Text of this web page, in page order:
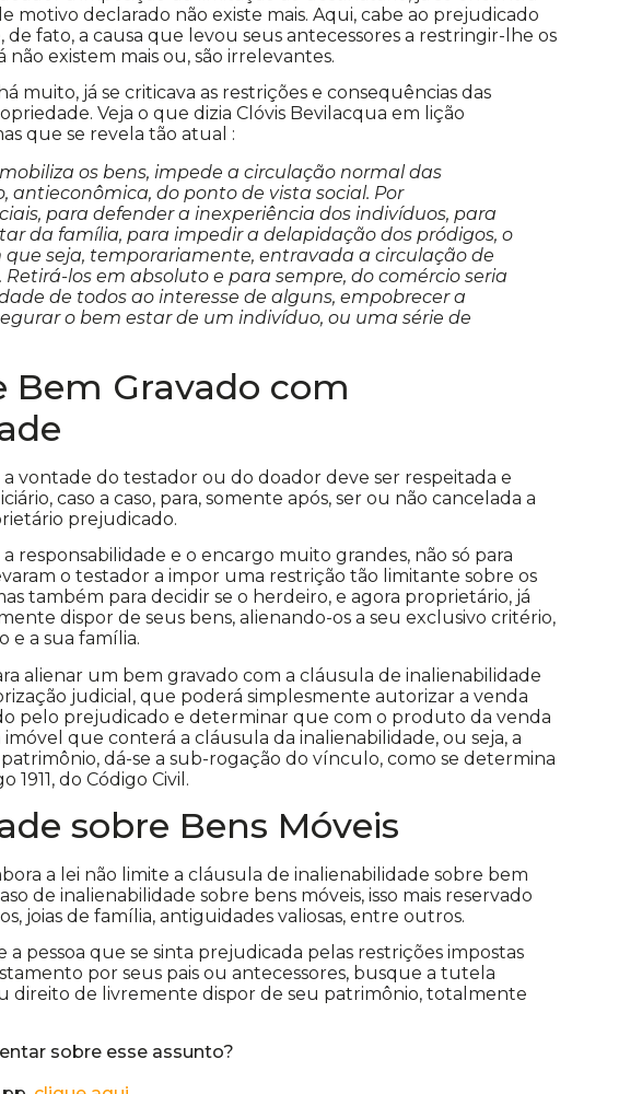
motivo declarado não existe mais. Aqui, cabe ao prejudicado
fato, a causa que levou seus antecessores a restringir-lhe os
existem mais ou, são irrelevantes.
muito, já se criticava as restrições e consequências das
Veja o que dizia Clóvis Bevilacqua em lição
que se revela tão atual :
os bens, impede a circulação normal das
antieconômica, do ponto de vista social. Por
para defender a inexperiência dos indivíduos, para
da família, para impedir a delapidação dos pródigos, o
seja, temporariamente, entravada a circulação de
los em absoluto e para sempre, do comércio seria
de todos ao interesse de alguns, empobrecer a
o bem estar de um indivíduo, ou uma série de
Bem Gravado com
a vontade do testador ou do doador deve ser respeitada e
caso a caso, para, somente após, ser ou não cancelada a
prejudicado.
a responsabilidade e o encargo muito grandes, não só para
o testador a impor uma restrição tão limitante sobre os
também para decidir se o herdeiro, e agora proprietário, já
dispor de seus bens, alienando-os a seu exclusivo critério,
e a sua família.
alienar um bem gravado com a cláusula de inalienabilidade
judicial, que poderá simplesmente autorizar a venda
pelo prejudicado e determinar que com o produto da venda
que conterá a cláusula da inalienabilidade, ou seja, a
dá-se a sub-rogação do vínculo, como se determina
do Código Civil.
sobre Bens Móveis
a lei não limite a cláusula de inalienabilidade sobre bem
de inalienabilidade sobre bens móveis, isso mais reservado
joias de família, antiguidades valiosas, entre outros.
pessoa que se sinta prejudicada pelas restrições impostas
por seus pais ou antecessores, busque a tutela
direito de livremente dispor de seu patrimônio, totalmente
sobre esse assunto?